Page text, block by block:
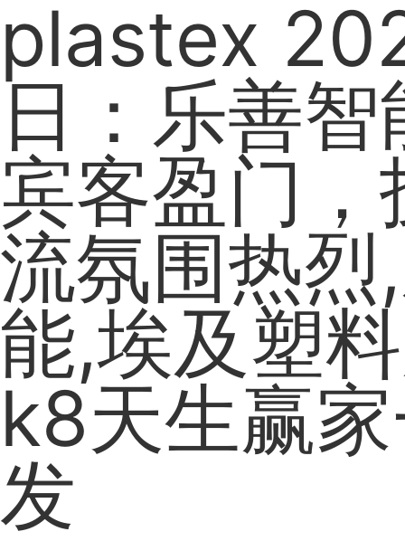
plastex
日：乐善智
宾客盈门，
流氛围热烈
能,埃及塑
k8天生赢
发